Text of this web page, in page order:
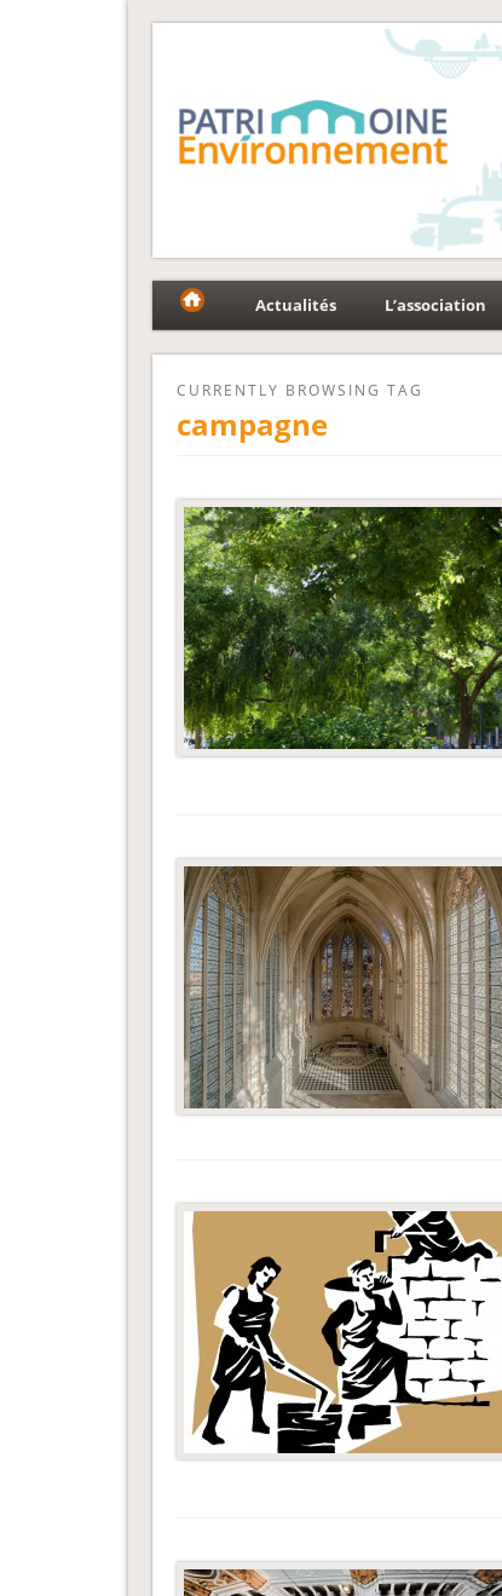
Fédération
Actualités L’association
CURRENTLY BROWSING TAG
campagne